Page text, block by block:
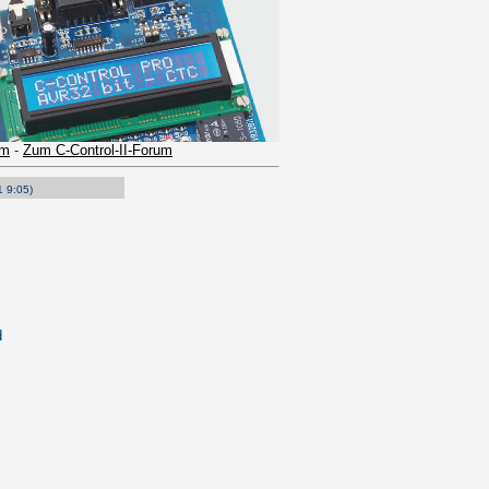
- Zum C-Control-II-Forum
9:05)